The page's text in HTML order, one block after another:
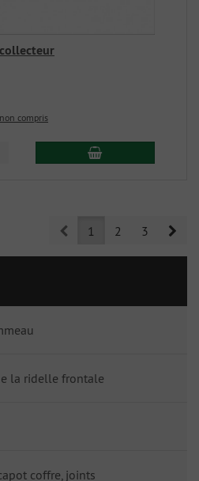
compris
Prev1 2 3
la ridelle frontale
coffre, joints